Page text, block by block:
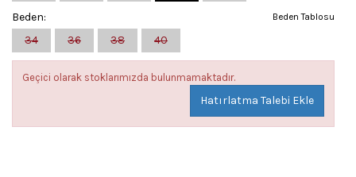
Beden Tablosu
Beden:
34
36 38 40
Geçici olarak stoklarımızda bulunmamaktadır.
Hatırlatma Talebi Ekle